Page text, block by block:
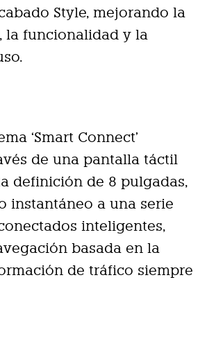
Style, mejorando la
la funcionalidad y la
‘Smart Connect’
de una pantalla táctil
definición de 8 pulgadas,
instantáneo a una serie
inteligentes,
basada en la
de tráfico siempre